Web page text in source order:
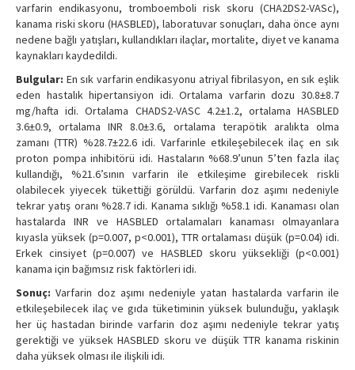
varfarin endikasyonu, tromboemboli risk skoru (CHA2DS2-VASc),
kanama riski skoru (HASBLED), laboratuvar sonuçları, daha önce aynı
nedene bağlı yatışları, kullandıkları ilaçlar, mortalite, diyet ve kanama
kaynakları kaydedildi.
Bulgular: En sık varfarin endikasyonu atriyal fibrilasyon, en sık eşlik
eden hastalık hipertansiyon idi. Ortalama varfarin dozu 30.8±8.7
mg/hafta idi. Ortalama CHADS2-VASC 4.2±1.2, ortalama HASBLED
3.6±0.9, ortalama INR 8.0±3.6, ortalama terapötik aralıkta olma
zamanı (TTR) %28.7±22.6 idi. Varfarinle etkileşebilecek ilaç en sık
proton pompa inhibitörü idi. Hastaların %68.9’unun 5’ten fazla ilaç
kullandığı, %21.6’sının varfarin ile etkileşime girebilecek riskli
olabilecek yiyecek tükettiği görüldü. Varfarin doz aşımı nedeniyle
tekrar yatış oranı %28.7 idi. Kanama sıklığı %58.1 idi. Kanaması olan
hastalarda INR ve HASBLED ortalamaları kanaması olmayanlara
kıyasla yüksek (p=0.007, p<0.001), TTR ortalaması düşük (p=0.04) idi.
Erkek cinsiyet (p=0.007) ve HASBLED skoru yüksekliği (p<0.001)
kanama için bağımsız risk faktörleri idi.
Sonuç: Varfarin doz aşımı nedeniyle yatan hastalarda varfarin ile
etkileşebilecek ilaç ve gıda tüketiminin yüksek bulunduğu, yaklaşık
her üç hastadan birinde varfarin doz aşımı nedeniyle tekrar yatış
gerektiği ve yüksek HASBLED skoru ve düşük TTR kanama riskinin
daha yüksek olması ile ilişkili idi.